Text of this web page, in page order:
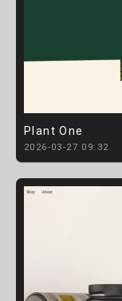
Plant One
2026-03-27 09:32